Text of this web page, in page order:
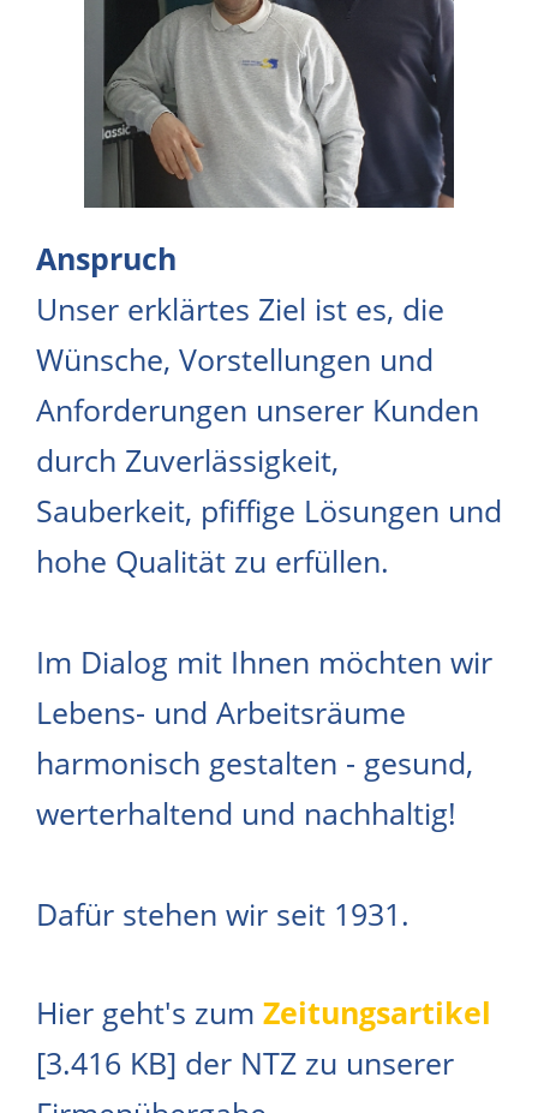
Anspruch
Unser erklärtes Ziel ist es, die
Wünsche, Vorstellungen und
Anforderungen unserer Kunden
durch Zuverlässigkeit,
Sauberkeit, pfiffige Lösungen und
hohe Qualität zu erfüllen.
Im Dialog mit Ihnen möchten wir
Lebens- und Arbeitsräume
harmonisch gestalten - gesund,
werterhaltend und nachhaltig!
Dafür stehen wir seit 1931.
Hier geht's zum Zeitungsartikel
[3.416 KB] der NTZ zu unserer